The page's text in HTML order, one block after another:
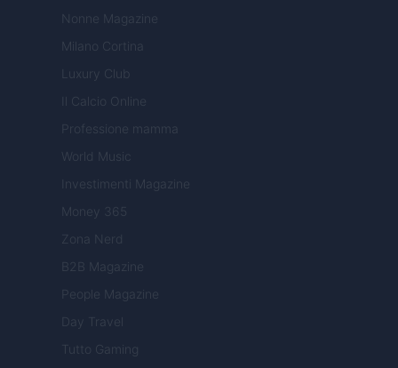
Nonne Magazine
Milano Cortina
Luxury Club
Il Calcio Online
Professione mamma
World Music
Investimenti Magazine
Money 365
Zona Nerd
B2B Magazine
People Magazine
Day Travel
Tutto Gaming